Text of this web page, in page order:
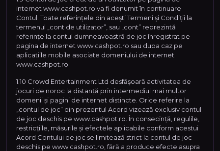
internet www.cashpot.ro va fi denumit în continuare
Contul. Toate referințele din acești Termeni și Condiții la
termenul „cont de utilizator”, sau „cont” reprezintă
referințe la contul dumneavoastră de joc înregistrat pe
pagina de internet www.cashpot.ro sau dupa caz pe
aplicatiile mobile asociate domeniului de internet
www.cashpot.ro.
1.10 Crowd Entertainment Ltd desfășoară activitatea de
jocuri de noroc la distanță prin intermediul mai multor
domenii și pagini de internet distincte. Orice referire la
„contul de joc” din prezentul Acord vizează exclusiv contul
de joc deschis pe www.cashpot.ro. În consecință, regulile,
restricțiile, măsurile și efectele aplicabile conform acestui
Acord Contului de joc se limitează strict la contul de joc
deschis pe www.cashpot.ro, fără a produce efecte asupra